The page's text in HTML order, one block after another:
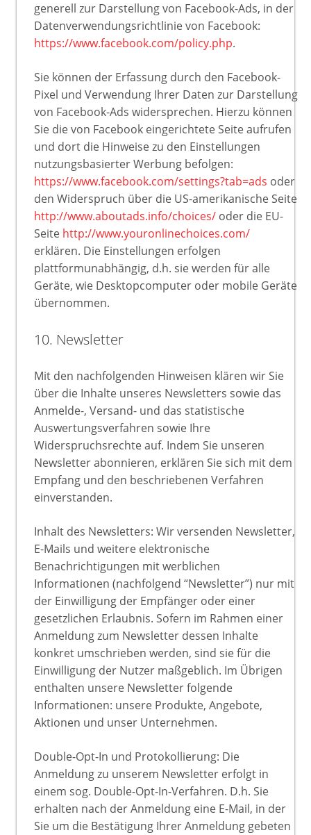
generell zur Darstellung von Facebook-Ads, in der
Datenverwendungsrichtlinie von Facebook:
https://www.facebook.com/policy.php.
Sie können der Erfassung durch den Facebook-
Pixel und Verwendung Ihrer Daten zur Darstellung
von Facebook-Ads widersprechen. Hierzu können
Sie die von Facebook eingerichtete Seite aufrufen
und dort die Hinweise zu den Einstellungen
nutzungsbasierter Werbung befolgen:
https://www.facebook.com/settings?tab=ads oder
den Widerspruch über die US-amerikanische Seite
http://www.aboutads.info/choices/ oder die EU-
Seite http://www.youronlinechoices.com/
erklären. Die Einstellungen erfolgen
plattformunabhängig, d.h. sie werden für alle
Geräte, wie Desktopcomputer oder mobile Geräte
übernommen.
10. Newsletter
Mit den nachfolgenden Hinweisen klären wir Sie
über die Inhalte unseres Newsletters sowie das
Anmelde-, Versand- und das statistische
Auswertungsverfahren sowie Ihre
Widerspruchsrechte auf. Indem Sie unseren
Newsletter abonnieren, erklären Sie sich mit dem
Empfang und den beschriebenen Verfahren
einverstanden.
Inhalt des Newsletters: Wir versenden Newsletter,
E-Mails und weitere elektronische
Benachrichtigungen mit werblichen
Informationen (nachfolgend “Newsletter”) nur mit
der Einwilligung der Empfänger oder einer
gesetzlichen Erlaubnis. Sofern im Rahmen einer
Anmeldung zum Newsletter dessen Inhalte
konkret umschrieben werden, sind sie für die
Einwilligung der Nutzer maßgeblich. Im Übrigen
enthalten unsere Newsletter folgende
Informationen: unsere Produkte, Angebote,
Aktionen und unser Unternehmen.
Double-Opt-In und Protokollierung: Die
Anmeldung zu unserem Newsletter erfolgt in
einem sog. Double-Opt-In-Verfahren. D.h. Sie
erhalten nach der Anmeldung eine E-Mail, in der
Sie um die Bestätigung Ihrer Anmeldung gebeten